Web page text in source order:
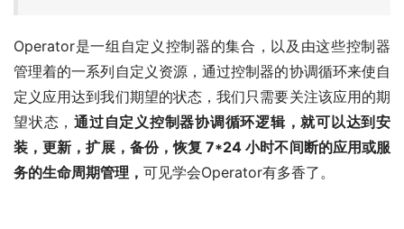
Operator是一组自定义控制器的集合，以及由这些控制器
管理着的一系列自定义资源，通过控制器的协调循环来使自
定义应用达到我们期望的状态，我们只需要关注该应用的期
望状态， 通过自定义控制器协调循环逻辑，就可以达到安
装，更新，扩展，备份，恢复 7*24 小时不间断的应用或服
务的生命周期管理， 可见学会Operator有多香了。